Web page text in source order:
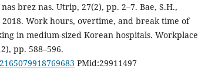
brez nas. Utrip, 27(2), pp. 2–7. Bae, S.H.,
2018. Work hours, overtime, and break time of
in medium-sized Korean hospitals. Workplace
pp. 588–596.
PMid:29911497